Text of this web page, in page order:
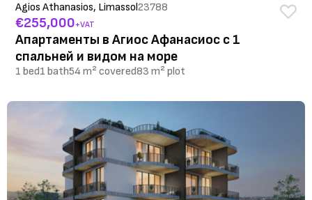
Agios Athanasios, Limassol23788
€255,000+VAT
Апартаменты в Агиос Афанасиос с 1
спальней и видом на море
1 bed1 bath54 m² covered83 m² plot